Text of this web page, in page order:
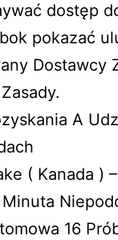
dostęp
pokazać
Dostawcy
A
( Kanada )
16